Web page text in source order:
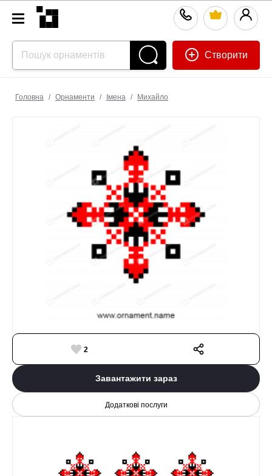
Створити
Головна / Орнаменти / Імена / Михайло
2
Завантажити зараз
Додаткові послуги